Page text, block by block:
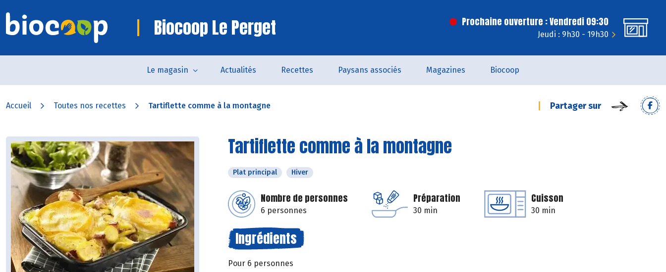
Biocoop Le Perget Prochaine ouverture : Vendredi 09:30
Jeudi : 9h30 - 19h30
Le magasin Actualités Recettes Paysans associés Magazines Biocoop
Accueil Toutes nos recettes Tartiflette comme à la montagne Partager sur
Tartiflette comme à la montagne
Plat principal Hiver
Nombre de personnes
6 personnes
Préparation
30 min
Cuisson
30 min
Ingrédients
Pour 6 personnes